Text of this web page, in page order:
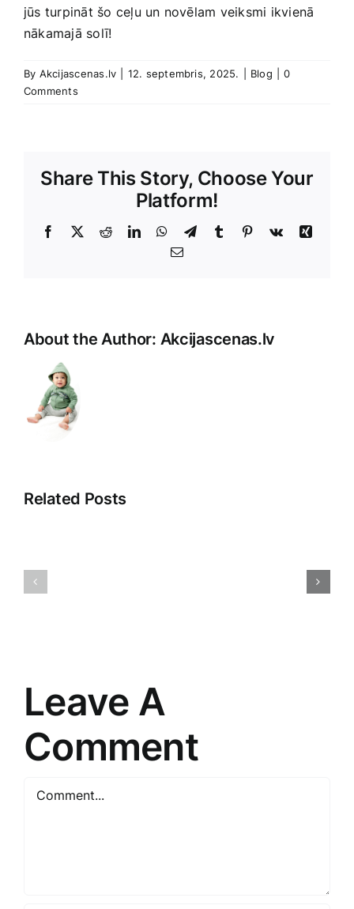
jūs turpināt šo ceļu un novēlam veiksmi ikvienā
nākamajā solī!
By Akcijascenas.lv 12. septembris, 2025. Blog
0
Comments
Share This Story, Choose Your
Platform!
Facebook
X RedditLinkedInWhatsApp
TelegramTumblr Pinterest
Vk
Xing
E-
About the Author: Akcijascenas.lv
Related Posts
2025.
Leave A
Comment
Comment